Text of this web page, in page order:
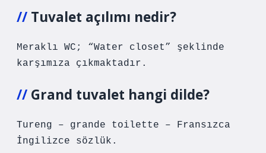
Tuvalet açılımı nedir?
Meraklı WC; “Water closet” şeklinde
karşımıza çıkmaktadır.
Grand tuvalet hangi dilde?
Tureng – grande toilette – Fransızca
İngilizce sözlük.